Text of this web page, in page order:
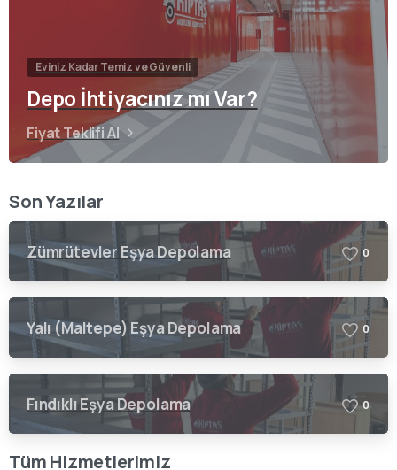
Eviniz Kadar Temiz ve Güvenli
Depo İhtiyacınız mı Var?
Fiyat Teklifi Al
Son Yazılar
Zümrütevler Eşya Depolama 0
Yalı (Maltepe) Eşya Depolama 0
Fındıklı Eşya Depolama 0
Tüm Hizmetlerimiz